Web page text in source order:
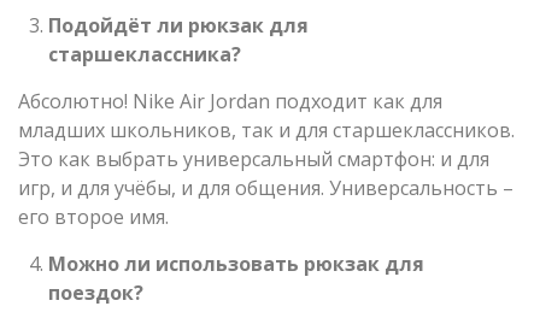
Подойдёт ли рюкзак для
старшеклассника?
Абсолютно! Nike Air Jordan подходит как для
младших школьников, так и для старшеклассников.
Это как выбрать универсальный смартфон: и для
игр, и для учёбы, и для общения. Универсальность –
его второе имя.
Можно ли использовать рюкзак для
поездок?